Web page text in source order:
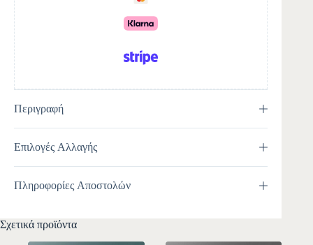
v
e
:
Περιγραφή
Επιλογές Αλλαγής
Πληροφορίες Αποστολών
Σχετικά προϊόντα